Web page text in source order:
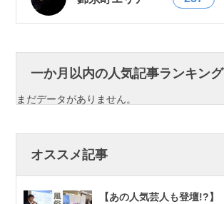
一か月以内の人気記事ランキング
まだデータがありません。
オススメ記事
【あの人気芸人も登壇!?】